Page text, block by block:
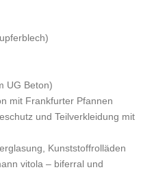
UG Beton)
mit Frankfurter Pfannen
und Teilverkleidung mit
Kunststoffrolläden
vitola – biferral und